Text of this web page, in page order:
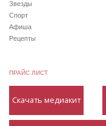
Звезды
Спорт
Афиша
Рецепты
ПРАЙС ЛИСТ
Скачать медиакит